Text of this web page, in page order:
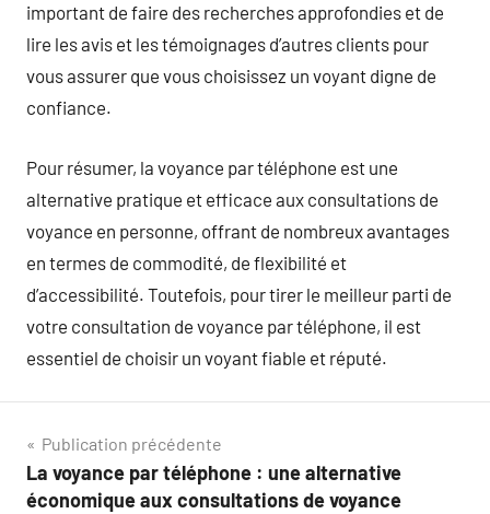
important de faire des recherches approfondies et de
lire les avis et les témoignages d’autres clients pour
vous assurer que vous choisissez un voyant digne de
confiance.
Pour résumer, la voyance par téléphone est une
alternative pratique et efficace aux consultations de
voyance en personne, offrant de nombreux avantages
en termes de commodité, de flexibilité et
d’accessibilité. Toutefois, pour tirer le meilleur parti de
votre consultation de voyance par téléphone, il est
essentiel de choisir un voyant fiable et réputé.
Navigation
de
Publication précédente
La voyance par téléphone : une alternative
économique aux consultations de voyance